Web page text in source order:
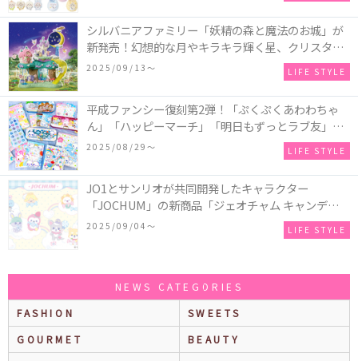
シルバニアファミリー「妖精の森と魔法のお城」が
新発売！幻想的な月やキラキラ輝く星、クリスタル
などの装飾がお城を彩る♡
2025/09/13〜 LIFE STYLE
平成ファンシー復刻第2弾！「ぷくぷくあわわちゃ
ん」「ハッピーマーチ」「明日もずっとラブ友」な
どの「カンペンケース」や「遊べるメモ帳」が発売
2025/08/29〜 LIFE STYLE
JO1とサンリオが共同開発したキャラクター
「JOCHUM」の新商品「ジェオチャム キャンディデ
ザインシリーズ」が発売！一部店舗限定で特別装飾
2025/09/04〜 LIFE STYLE
NEWS CATEGORIES
FASHION
SWEETS
GOURMET
BEAUTY